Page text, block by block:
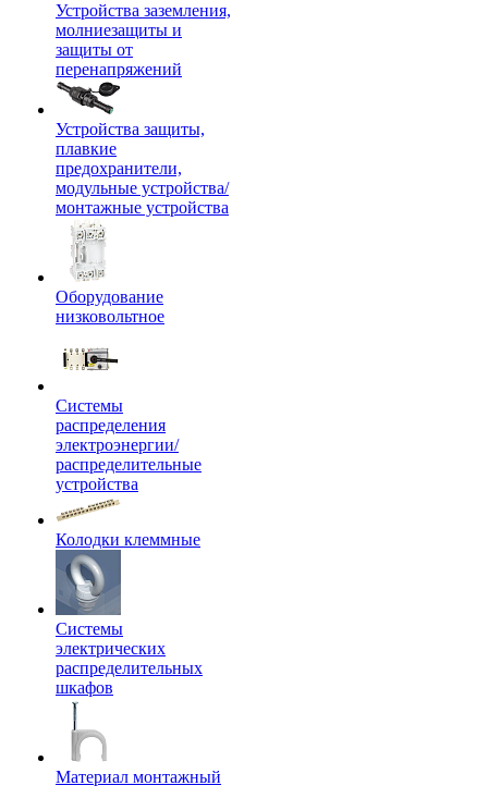
Устройства заземления,
молниезащиты и
защиты от
перенапряжений
Устройства защиты,
плавкие
предохранители,
модульные устройства/
монтажные устройства
Оборудование
низковольтное
Системы
распределения
электроэнергии/
распределительные
устройства
Колодки клеммные
Системы
электрических
распределительных
шкафов
Материал монтажный